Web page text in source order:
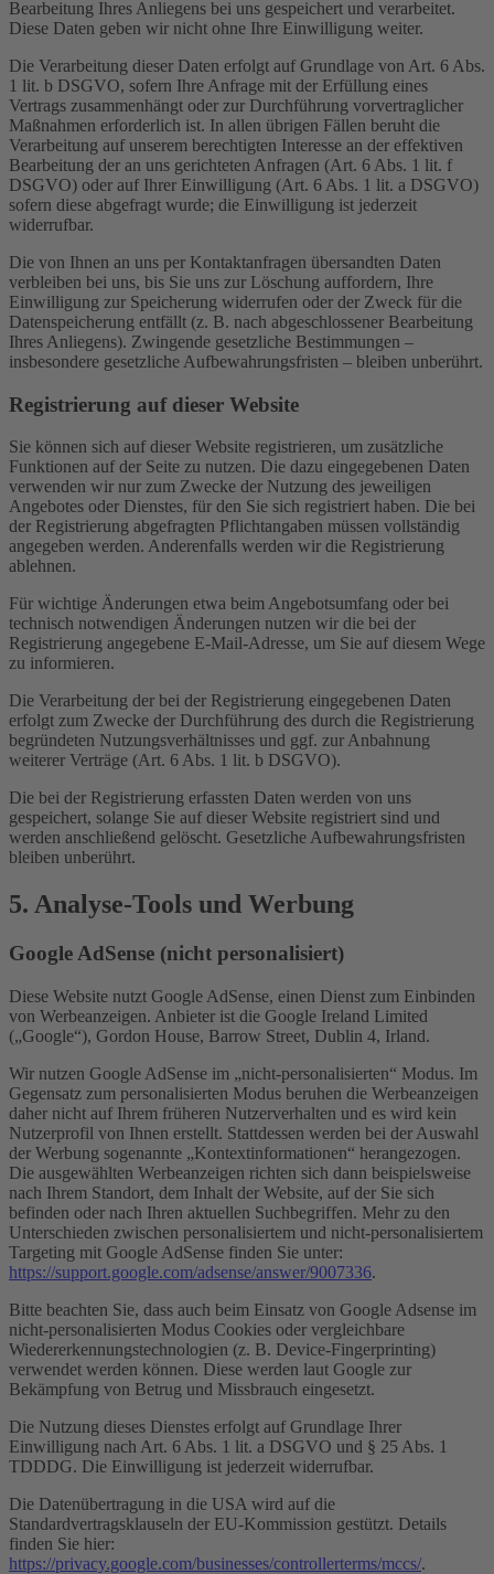
Bearbeitung Ihres Anliegens bei uns gespeichert und verarbeitet.
Diese Daten geben wir nicht ohne Ihre Einwilligung weiter.
Die Verarbeitung dieser Daten erfolgt auf Grundlage von Art. 6 Abs.
1 lit. b DSGVO, sofern Ihre Anfrage mit der Erfüllung eines
Vertrags zusammenhängt oder zur Durchführung vorvertraglicher
Maßnahmen erforderlich ist. In allen übrigen Fällen beruht die
Verarbeitung auf unserem berechtigten Interesse an der effektiven
Bearbeitung der an uns gerichteten Anfragen (Art. 6 Abs. 1 lit. f
DSGVO) oder auf Ihrer Einwilligung (Art. 6 Abs. 1 lit. a DSGVO)
sofern diese abgefragt wurde; die Einwilligung ist jederzeit
widerrufbar.
Die von Ihnen an uns per Kontaktanfragen übersandten Daten
verbleiben bei uns, bis Sie uns zur Löschung auffordern, Ihre
Einwilligung zur Speicherung widerrufen oder der Zweck für die
Datenspeicherung entfällt (z. B. nach abgeschlossener Bearbeitung
Ihres Anliegens). Zwingende gesetzliche Bestimmungen –
insbesondere gesetzliche Aufbewahrungsfristen – bleiben unberührt.
Registrierung auf dieser Website
Sie können sich auf dieser Website registrieren, um zusätzliche
Funktionen auf der Seite zu nutzen. Die dazu eingegebenen Daten
verwenden wir nur zum Zwecke der Nutzung des jeweiligen
Angebotes oder Dienstes, für den Sie sich registriert haben. Die bei
der Registrierung abgefragten Pflichtangaben müssen vollständig
angegeben werden. Anderenfalls werden wir die Registrierung
ablehnen.
Für wichtige Änderungen etwa beim Angebotsumfang oder bei
technisch notwendigen Änderungen nutzen wir die bei der
Registrierung angegebene E-Mail-Adresse, um Sie auf diesem Wege
zu informieren.
Die Verarbeitung der bei der Registrierung eingegebenen Daten
erfolgt zum Zwecke der Durchführung des durch die Registrierung
begründeten Nutzungsverhältnisses und ggf. zur Anbahnung
weiterer Verträge (Art. 6 Abs. 1 lit. b DSGVO).
Die bei der Registrierung erfassten Daten werden von uns
gespeichert, solange Sie auf dieser Website registriert sind und
werden anschließend gelöscht. Gesetzliche Aufbewahrungsfristen
bleiben unberührt.
5. Analyse-Tools und Werbung
Google AdSense (nicht personalisiert)
Diese Website nutzt Google AdSense, einen Dienst zum Einbinden
von Werbeanzeigen. Anbieter ist die Google Ireland Limited
(„Google“), Gordon House, Barrow Street, Dublin 4, Irland.
Wir nutzen Google AdSense im „nicht-personalisierten“ Modus. Im
Gegensatz zum personalisierten Modus beruhen die Werbeanzeigen
daher nicht auf Ihrem früheren Nutzerverhalten und es wird kein
Nutzerprofil von Ihnen erstellt. Stattdessen werden bei der Auswahl
der Werbung sogenannte „Kontextinformationen“ herangezogen.
Die ausgewählten Werbeanzeigen richten sich dann beispielsweise
nach Ihrem Standort, dem Inhalt der Website, auf der Sie sich
befinden oder nach Ihren aktuellen Suchbegriffen. Mehr zu den
Unterschieden zwischen personalisiertem und nicht-personalisiertem
Targeting mit Google AdSense finden Sie unter:
https://support.google.com/adsense/answer/9007336.
Bitte beachten Sie, dass auch beim Einsatz von Google Adsense im
nicht-personalisierten Modus Cookies oder vergleichbare
Wiedererkennungstechnologien (z. B. Device-Fingerprinting)
verwendet werden können. Diese werden laut Google zur
Bekämpfung von Betrug und Missbrauch eingesetzt.
Die Nutzung dieses Dienstes erfolgt auf Grundlage Ihrer
Einwilligung nach Art. 6 Abs. 1 lit. a DSGVO und § 25 Abs. 1
TDDDG. Die Einwilligung ist jederzeit widerrufbar.
Die Datenübertragung in die USA wird auf die
Standardvertragsklauseln der EU-Kommission gestützt. Details
finden Sie hier:
https://privacy.google.com/businesses/controllerterms/mccs/.